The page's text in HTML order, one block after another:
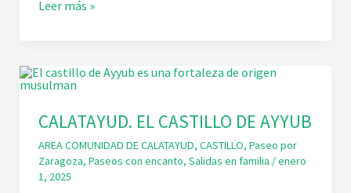
O
F
D
E
L
O
N
T
Í
E
N
Leer más »
CALATAYUD. EL CASTILLO DE AYYUB
AREA COMUNIDAD DE CALATAYUD, CASTILLO, Paseo por
Zaragoza, Paseos con encanto, Salidas en familia /enero
1, 2025